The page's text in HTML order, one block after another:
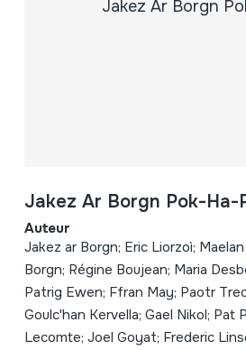
Jakez Ar Borgn Pok-Ha-
Auteur
Jakez ar Borgn; Eric Liorzoì;
Borgn; Régine Boujean; Maria
Patrig Ewen; Ffran May; Paotr
Goulc'han Kervella; Gael Nikol; Pat
Lecomte; Joel Goyat; Frederic